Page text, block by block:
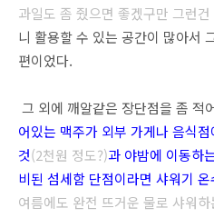
과일도 좀 줬으면 좋겠구만 그런건
니 활용할 수 있는 공간이 많아서
편이었다.
그 외에 깨알같은 장단점을 좀 적
어있는 맥주가 외부 가게나 음식
것(2천원 정도?)과 야밤에 이동하
비된 섬세함 단점이라면 샤워기
여름에도 완전 뜨거운 물로 샤워